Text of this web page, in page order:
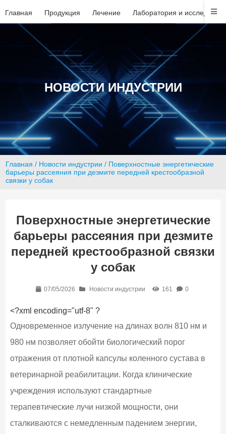
Главная Продукция Лечение Лаборатория и
НОВОСТИ ИНДУСТРИИ
Главная / Новости индустрии / Поверхностные энергетические
барьеры рассеяния при дезмите передней крестообразной
связки у собак
Поверхностные энергетические
барьеры рассеяния при дезмите
передней крестообразной связки
у собак
07/05/2026 Новости индустрии 161 0
<?xml encoding="utf-8" ?
Одновременное излучение на длинах волн 810 нм и
980 нм позволяет обойти биологический порог
отражения от плотной капсулы коленного сустава в
ветеринарной реабилитации. Когда клинические
учреждения используют стандартные
терапевтические лучи низкой мощности, они
сталкиваются с немедленным падением энергии,